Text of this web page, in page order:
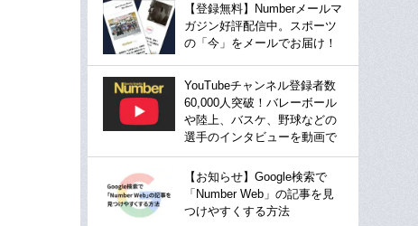
【登録無料】Numberメールマ
ガジン好評配信中。スポーツ
の「今」をメールでお届け！
YouTubeチャンネル登録者数
60,000人突破！バレーボール
や陸上、バスケ、野球などの
選手のインタビューを動画で
【お知らせ】Google検索で
「Number Web」の記事を見
つけやすくする方法